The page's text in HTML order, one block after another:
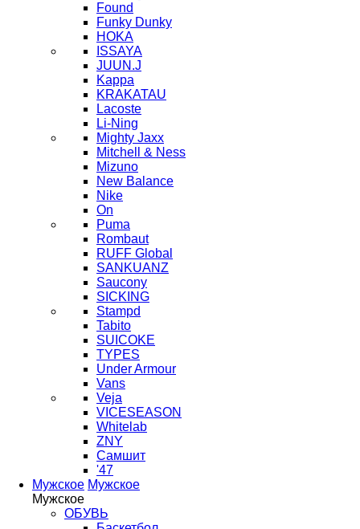
Found
Funky Dunky
HOKA
ISSAYA
JUUN.J
Kappa
KRAKATAU
Lacoste
Li-Ning
Mighty Jaxx
Mitchell & Ness
Mizuno
New Balance
Nike
On
Puma
Rombaut
RUFF Global
SANKUANZ
Saucony
SICKING
Stampd
Tabito
SUICOKE
TYPES
Under Armour
Vans
Veja
VICESEASON
Whitelab
ZNY
Самшит
'47
Мужское Мужское
Мужское
ОБУВЬ